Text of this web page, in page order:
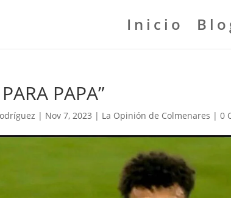
Inicio
PAPA”
| Nov 7, 2023 | La Opinión de Colmenares |0